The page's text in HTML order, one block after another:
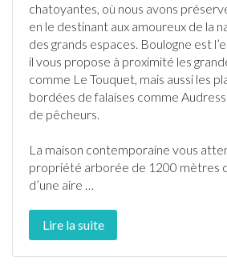
chatoyantes, où nous avons
en le destinant aux amoureux de la
des grands espaces. Boulogne est
il vous propose à proximité les
comme Le Touquet, mais aussi les
bordées de falaises comme
de pêcheurs.
La maison contemporaine vous
propriété arborée de 1200 mètres
d’une aire …
Lire la suite